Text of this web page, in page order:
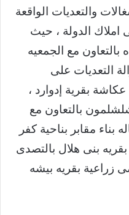
والتعديات الواقعة
املاك الدولة ، حيث
بالتعاون مع الجمعيه
التعديات على
بقرية إدوارد ،
بالتعاون مع
بناء مقابر بناحية كفر
بنى هلال بالتصدى
زراعية بقريه بيشه